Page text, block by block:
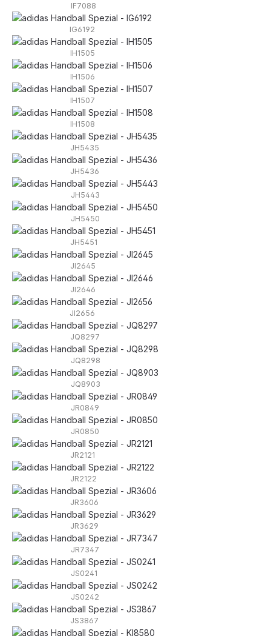
IF7088
IG6192
IH1505
IH1506
IH1507
IH1508
JH5435
JH5436
JH5443
JH5450
JH5451
JI2645
JI2646
JI2656
JQ8297
JQ8298
JQ8903
JR0849
JR0850
JR2121
JR2122
JR3606
JR3629
JR7347
JS0241
JS0242
JS3867